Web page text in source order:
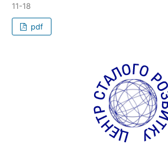
11-18
pdf